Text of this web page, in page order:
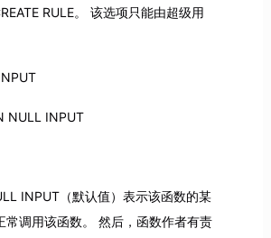
RULE。 该选项只能由超级用
NULL INPUT
INPUT（默认值）表示该函数的某
常调用该函数。 然后，函数作者有责